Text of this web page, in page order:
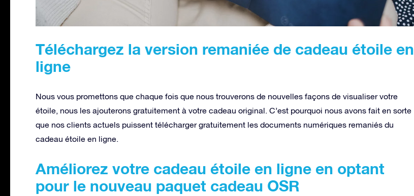
Téléchargez la version remaniée de cadeau étoile en
ligne
Nous vous promettons que chaque fois que nous trouverons de nouvelles façons de visualiser votre
étoile, nous les ajouterons gratuitement à votre cadeau original. C’est pourquoi nous avons fait en sorte
que nos clients actuels puissent télécharger gratuitement les documents numériques remaniés du
cadeau étoile en ligne.
Améliorez votre cadeau étoile en ligne en optant
pour le nouveau paquet cadeau OSR